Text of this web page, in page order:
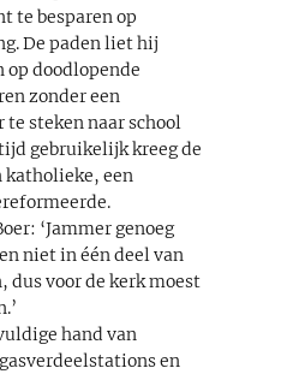
te besparen op
De paden liet hij
doodlopende
zonder een
te steken naar school
gebruikelijk kreeg de
katholieke, een
‘Jammer genoeg
niet in één deel van
dus voor de kerk moest
hand van
en